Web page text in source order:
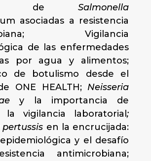
deSalmonella
asociadas a resistencia
Vigilancia
de las enfermedades
por agua y alimentos;
de botulismo desde el
ONE HEALTH; Neisseria
y la importancia de
la vigilancia laboratorial;
en la encrucijada:
y el desafío
antimicrobiana;